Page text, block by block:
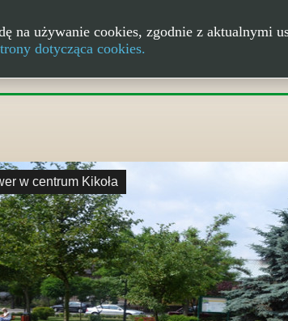
w centrum Kikoła
na używanie cookies, zgodnie z aktualnymi
dotycząca cookies.